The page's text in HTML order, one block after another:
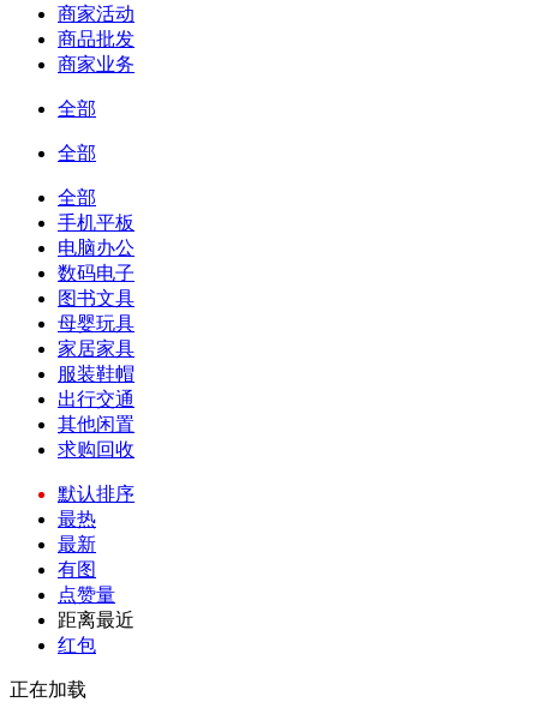
商家活动
商品批发
商家业务
全部
全部
全部
手机平板
电脑办公
数码电子
图书文具
母婴玩具
家居家具
服装鞋帽
出行交通
其他闲置
求购回收
默认排序
最热
最新
有图
点赞量
距离最近
红包
正在加载